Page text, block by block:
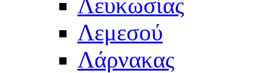
Λεμεσού
Λάρνακας